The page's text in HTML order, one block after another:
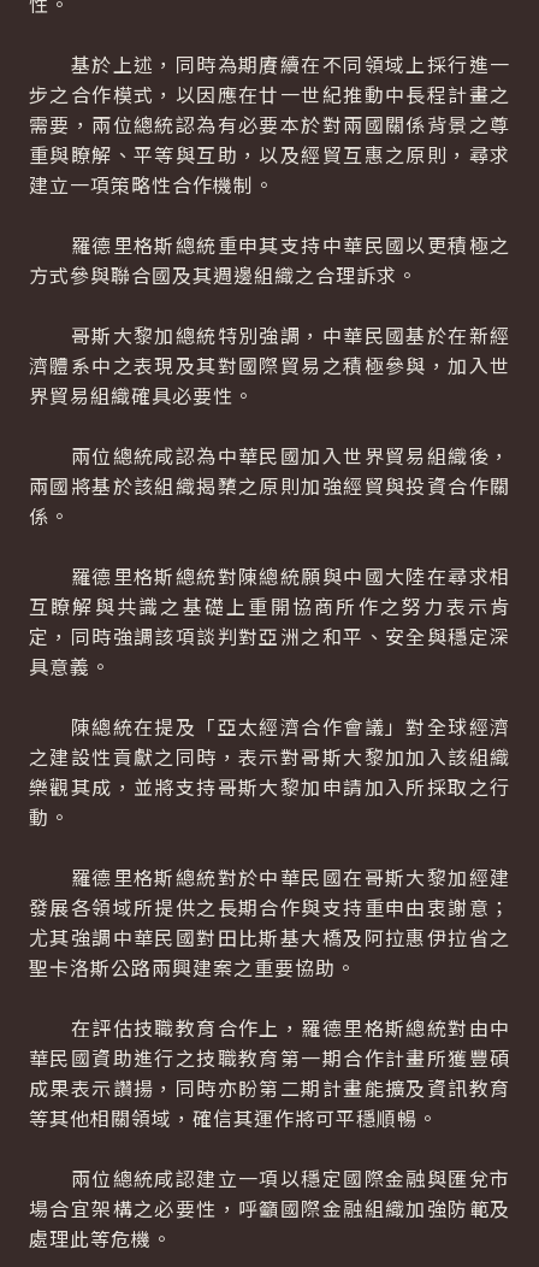
基於上述，同時為期賡續在不同領域上採行進一
步之合作模式，以因應在廿一世紀推動中長程計畫之
需要，兩位總統認為有必要本於對兩國關係背景之尊
重與瞭解、平等與互助，以及經貿互惠之原則，尋求
建立一項策略性合作機制。
羅德里格斯總統重申其支持中華民國以更積極之
方式參與聯合國及其週邊組織之合理訴求。
哥斯大黎加總統特別強調，中華民國基於在新經
濟體系中之表現及其對國際貿易之積極參與，加入世
界貿易組織確具必要性。
兩位總統咸認為中華民國加入世界貿易組織後，
兩國將基於該組織揭櫫之原則加強經貿與投資合作關
係。
羅德里格斯總統對陳總統願與中國大陸在尋求相
互瞭解與共識之基礎上重開協商所作之努力表示肯
定，同時強調該項談判對亞洲之和平、安全與穩定深
具意義。
陳總統在提及「亞太經濟合作會議」對全球經濟
之建設性貢獻之同時，表示對哥斯大黎加加入該組織
樂觀其成，並將支持哥斯大黎加申請加入所採取之行
動。
羅德里格斯總統對於中華民國在哥斯大黎加經建
發展各領域所提供之長期合作與支持重申由衷謝意；
尤其強調中華民國對田比斯基大橋及阿拉惠伊拉省之
聖卡洛斯公路兩興建案之重要協助。
在評估技職教育合作上，羅德里格斯總統對由中
華民國資助進行之技職教育第一期合作計畫所獲豐碩
成果表示讚揚，同時亦盼第二期計畫能擴及資訊教育
等其他相關領域，確信其運作將可平穩順暢。
兩位總統咸認建立一項以穩定國際金融與匯兌市
場合宜架構之必要性，呼籲國際金融組織加強防範及
處理此等危機。